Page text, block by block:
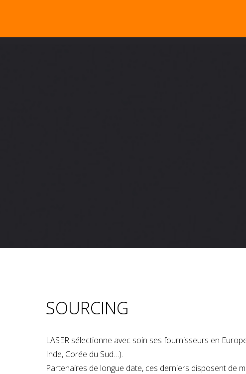
SOURCING
LASER sélectionne avec soin ses fournisseurs en
Inde, Corée du Sud…).
Partenaires de longue date, ces derniers disposent de